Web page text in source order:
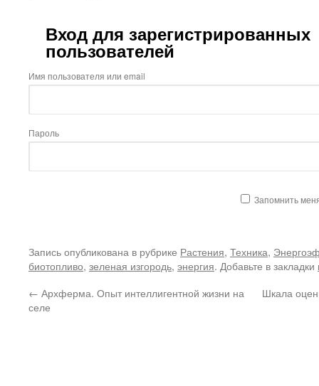
Вход для зарегистрированных
пользователей
Имя пользователя или email
Пароль
Запомнить
Запись опубликована в рубрике Растения, Техника,
биотопливо, зеленая изгородь, энергия. Добавьте в закладки
← Архферма. Опыт интеллигентной жизни на
селе
Шкала